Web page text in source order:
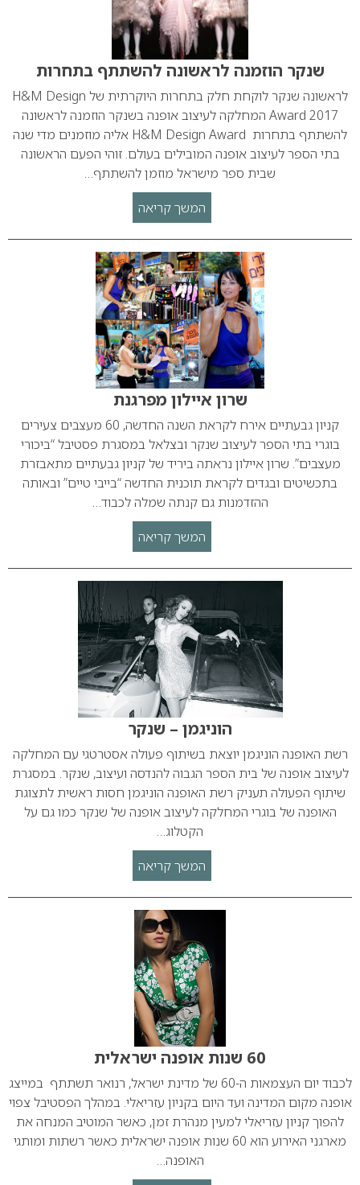
שנקר הוזמנה לראשונה להשתתף בתחרות
לראשונה שנקר לוקחת חלק בתחרות היוקרתית של H&M Design
Award 2017 המחלקה לעיצוב אופנה בשנקר הוזמנה לראשונה
להשתתף בתחרות H&M Design Award אליה מוזמנים מדי שנה
בתי הספר לעיצוב אופנה המובילים בעולם. זוהי הפעם הראשונה
שבית ספר מישראל מוזמן להשתתף…
המשך קריאה
שרון איילון מפרגנת
קניון גבעתיים אירח לקראת השנה החדשה, 60 מעצבים צעירים
בוגרי בתי הספר לעיצוב שנקר ובצלאל במסגרת פסטיבל “ביכורי
מעצבים”. שרון איילון נראתה ביריד של קניון גבעתיים מתאבזרת
בתכשיטים ובגדים לקראת תוכנית החדשה “בייבי טיים” ובאותה
ההזדמנות גם קנתה שמלה לכבוד…
המשך קריאה
הוניגמן – שנקר
רשת האופנה הוניגמן יוצאת בשיתוף פעולה אסטרטגי עם המחלקה
לעיצוב אופנה של בית הספר הגבוה להנדסה ועיצוב, שנקר. במסגרת
שיתוף הפעולה תעניק רשת האופנה הוניגמן חסות ראשית לתצוגת
האופנה של בוגרי המחלקה לעיצוב אופנה של שנקר כמו גם על
הקטלוג…
המשך קריאה
60 שנות אופנה ישראלית
לכבוד יום העצמאות ה-60 של מדינת ישראל, רנואר תשתתף במייצג
אופנה מקום המדינה ועד היום בקניון עזריאלי. במהלך הפסטיבל צפוי
להפוך קניון עזריאלי למעין מנהרת זמן, כאשר המוטיב המנחה את
מארגני האירוע הוא 60 שנות אופנה ישראלית כאשר רשתות ומותגי
האופנה…